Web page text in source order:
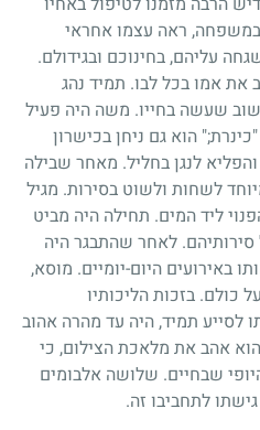
במשפחה, ראה עצמו אחראי
עליהם, בחינוכם ובגידולם.
את אמו בכל לבו. תמיד נהג
שעשה בחייו. משה היה פעיל
;" הוא גם ניחן בכישרון
והפליא לנגן בחליל. מאחר שבילה
לשחות ולשוט בסירות. מגיל
ליד המים. תחילה היה מביט
לאחר שהתבגר היה
באירועים היום-יומיים. מוסא,
כולם. בזכות הליכותיו
לסייע תמיד, היה עד מהרה אהוב
אהב את מלאכת הצילום, כי
שבחיים. שלושה אלבומים
לתחביבו זה.